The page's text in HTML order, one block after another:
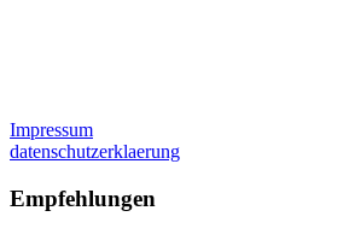
Impressum
datenschutzerklaerung
Empfehlungen